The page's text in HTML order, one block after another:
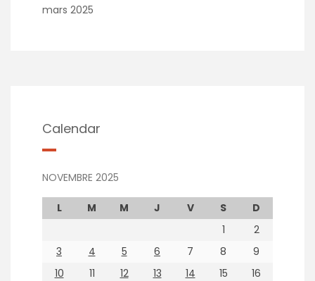
mars 2025
Calendar
NOVEMBRE 2025
L M M J V S
D
1
2
3
4 5 6 7 8
9
10
11 12 13 14 15
16